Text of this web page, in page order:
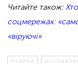
Читайте також:
соцмережах:
«віруючі»
НОВИНИ